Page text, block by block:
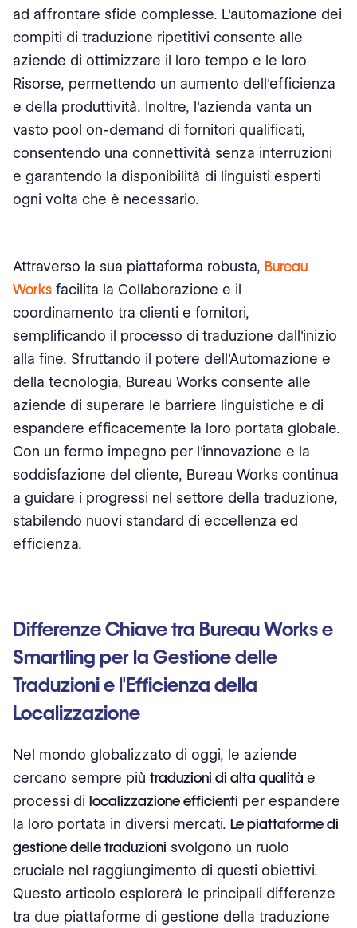
ad affrontare sfide complesse. L'automazione dei
compiti di traduzione ripetitivi consente alle
aziende di ottimizzare il loro tempo e le loro
Risorse, permettendo un aumento dell'efficienza
e della produttività. Inoltre, l'azienda vanta un
vasto pool on-demand di fornitori qualificati,
consentendo una connettività senza interruzioni
e garantendo la disponibilità di linguisti esperti
ogni volta che è necessario.
Attraverso la sua piattaforma robusta, Bureau
Works facilita la Collaborazione e il
coordinamento tra clienti e fornitori,
semplificando il processo di traduzione dall'inizio
alla fine. Sfruttando il potere dell'Automazione e
della tecnologia, Bureau Works consente alle
aziende di superare le barriere linguistiche e di
espandere efficacemente la loro portata globale.
Con un fermo impegno per l'innovazione e la
soddisfazione del cliente, Bureau Works continua
a guidare i progressi nel settore della traduzione,
stabilendo nuovi standard di eccellenza ed
efficienza.
Differenze Chiave tra Bureau Works e
Smartling per la Gestione delle
Traduzioni e l'Efficienza della
Localizzazione
Nel mondo globalizzato di oggi, le aziende
cercano sempre più traduzioni di alta qualità e
processi di localizzazione efficienti per espandere
la loro portata in diversi mercati. Le piattaforme di
gestione delle traduzioni svolgono un ruolo
cruciale nel raggiungimento di questi obiettivi.
Questo articolo esplorerà le principali differenze
tra due piattaforme di gestione della traduzione